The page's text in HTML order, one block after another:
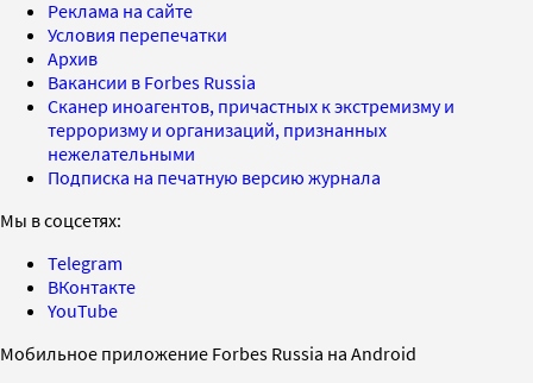
Реклама на сайте
Условия перепечатки
Архив
Вакансии в Forbes Russia
Сканер иноагентов, причастных к экстремизму и
терроризму и организаций, признанных
нежелательными
Подписка на печатную версию журнала
Мы в соцсетях:
Telegram
ВКонтакте
YouTube
Мобильное приложение Forbes Russia на Android